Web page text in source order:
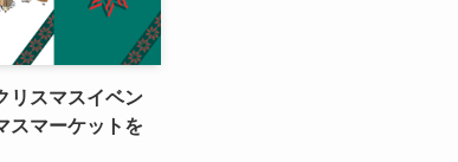
リスマスイベン
スマーケットを